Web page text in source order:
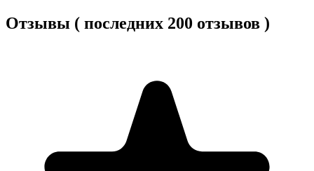
Отзывы ( последних 200 отзывов )